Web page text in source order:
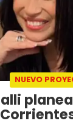
NUEVO